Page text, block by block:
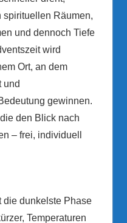
spirituellen Räumen,
und dennoch Tiefe
wird
Ort, an dem
und
gewinnen.
den Blick nach
– frei, individuell
die dunkelste Phase
Temperaturen